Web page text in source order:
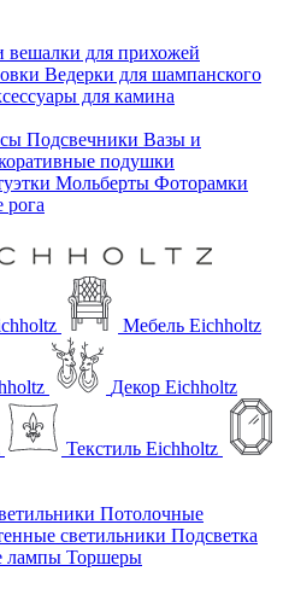
вешалки для прихожей
Ведерки для шампанского
для камина
Подсвечники Вазы и
подушки
Мольберты Фоторамки
рога
Мебель Eichholtz
Декор Eichholtz
Текстиль Eichholtz
Потолочные
светильники Подсветка
лампы Торшеры